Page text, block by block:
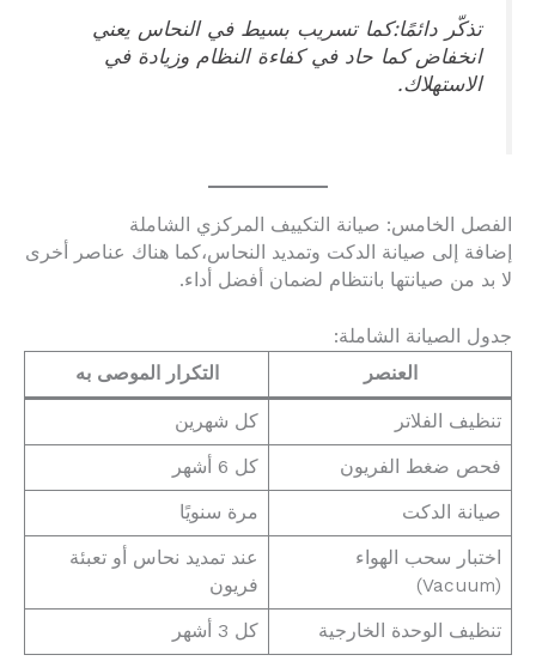
تذكّر دائمًا:كما تسريب بسيط في النحاس يعني
انخفاض كما حاد في كفاءة النظام وزيادة في
الاستهلاك.
الفصل الخامس: صيانة التكييف المركزي الشاملة
إضافة إلى صيانة الدكت وتمديد النحاس،كما هناك عناصر أخرى
لا بد من صيانتها بانتظام لضمان أفضل أداء.
جدول الصيانة الشاملة:
العنصر
التكرار الموصى به
تنظيف الفلاتر كل شهرين
فحص ضغط الفريون كل 6 أشهر
صيانة الدكت مرة سنويًا
اختبار سحب الهواء
(Vacuum)
عند تمديد نحاس أو تعبئة
فريون
تنظيف الوحدة الخارجية كل 3 أشهر